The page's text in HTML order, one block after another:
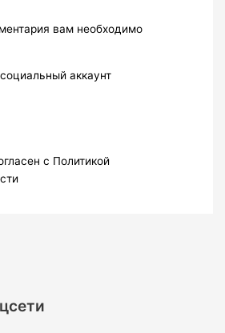
вам необходимо
аккаунт
с Политикой